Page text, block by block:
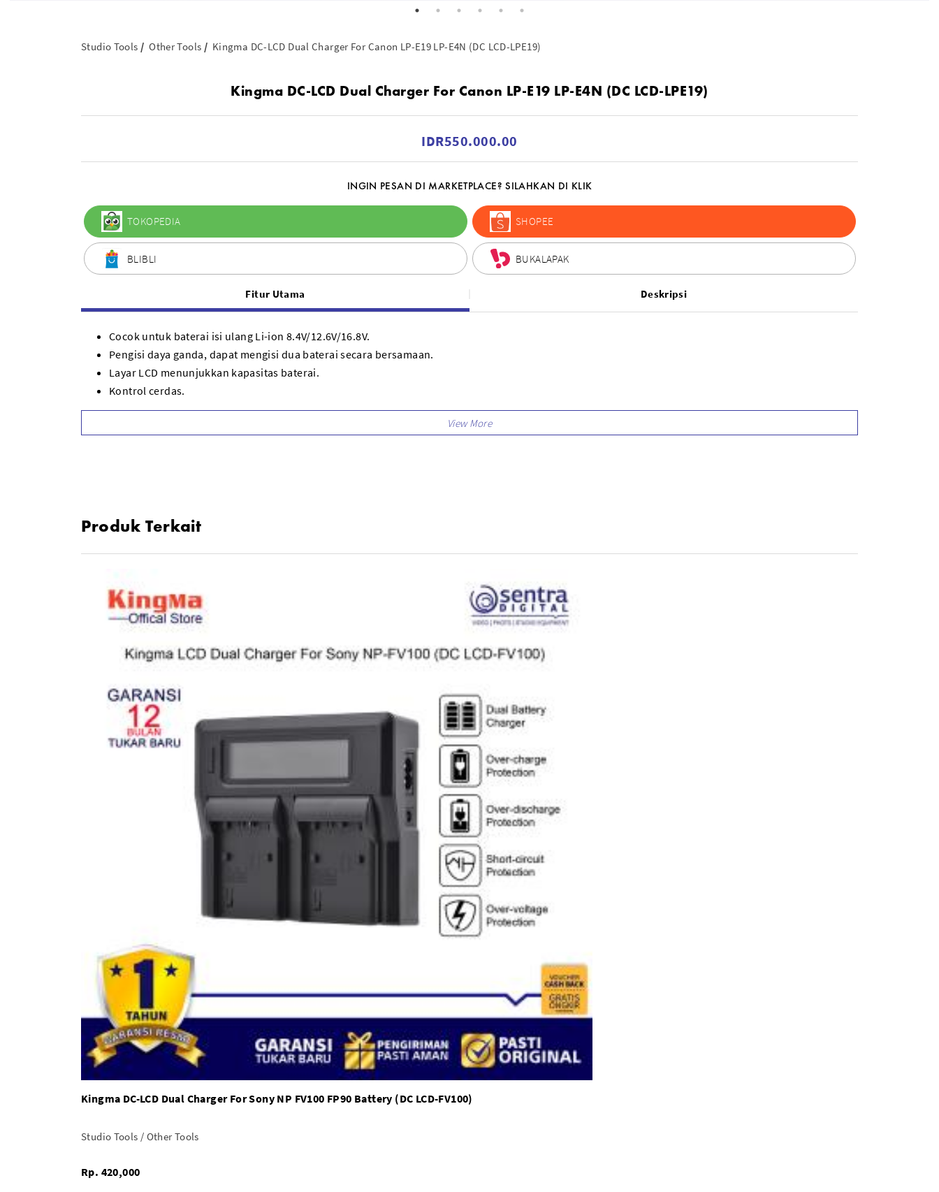
Studio Tools Other Tools Kingma DC-LCD Dual Charger For Canon LP-E19 LP-E4N (DC LCD-LPE19)
Kingma DC-LCD Dual Charger For Canon LP-E19 LP-E4N (DC LCD-LPE19)
IDR550.000.00
INGIN PESAN DI MARKETPLACE? SILAHKAN DI KLIK
TOKOPEDIA SHOPEE
BLIBLI BUKALAPAK
Fitur Utama Deskripsi
Cocok untuk baterai isi ulang Li-ion 8.4V/12.6V/16.8V.
Pengisi daya ganda, dapat mengisi dua baterai secara bersamaan.
Layar LCD menunjukkan kapasitas baterai.
Kontrol cerdas.
Pelat pengisi daya yang dapat dilepas, cocok untuk sebagian besar baterai kamera/kamera perekam.
Produk Terkait
Kingma DC-LCD Dual Charger For Sony NP FV100 FP90 Battery (DC LCD-FV100)
Studio Tools / Other Tools
Rp. 420,000